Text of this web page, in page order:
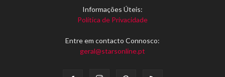
Informações Úteis:
Política de Privacidade
Entre em contacto Connosco:
geral@starsonline.pt